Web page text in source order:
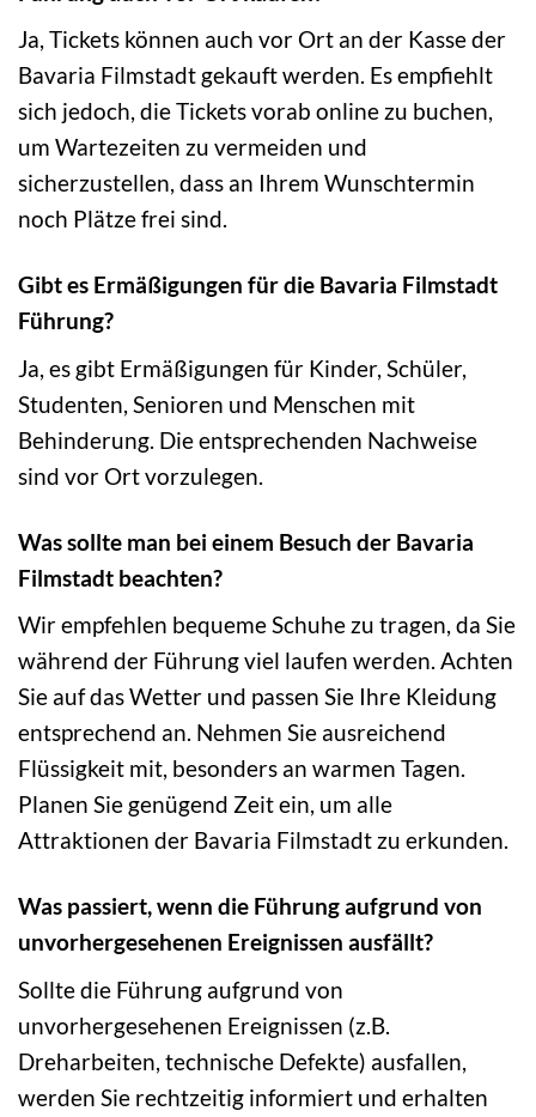
Ja, Tickets können auch vor Ort an der Kasse der
Bavaria Filmstadt gekauft werden. Es empfiehlt
sich jedoch, die Tickets vorab online zu buchen,
um Wartezeiten zu vermeiden und
sicherzustellen, dass an Ihrem Wunschtermin
noch Plätze frei sind.
Gibt es Ermäßigungen für die Bavaria Filmstadt
Führung?
Ja, es gibt Ermäßigungen für Kinder, Schüler,
Studenten, Senioren und Menschen mit
Behinderung. Die entsprechenden Nachweise
sind vor Ort vorzulegen.
Was sollte man bei einem Besuch der Bavaria
Filmstadt beachten?
Wir empfehlen bequeme Schuhe zu tragen, da Sie
während der Führung viel laufen werden. Achten
Sie auf das Wetter und passen Sie Ihre Kleidung
entsprechend an. Nehmen Sie ausreichend
Flüssigkeit mit, besonders an warmen Tagen.
Planen Sie genügend Zeit ein, um alle
Attraktionen der Bavaria Filmstadt zu erkunden.
Was passiert, wenn die Führung aufgrund von
unvorhergesehenen Ereignissen ausfällt?
Sollte die Führung aufgrund von
unvorhergesehenen Ereignissen (z.B.
Dreharbeiten, technische Defekte) ausfallen,
werden Sie rechtzeitig informiert und erhalten